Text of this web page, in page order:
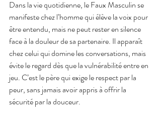
Dans la vie quotidienne, le Faux Masculin se
manifeste chez l’homme qui élève la voix pour
être entendu, mais ne peut rester en silence
face à la douleur de sa partenaire. Il apparaît
chez celui qui domine les conversations, mais
évite le regard dès que la vulnérabilité entre en
jeu. C’est le père qui exige le respect par la
peur, sans jamais avoir appris à offrir la
sécurité par la douceur.